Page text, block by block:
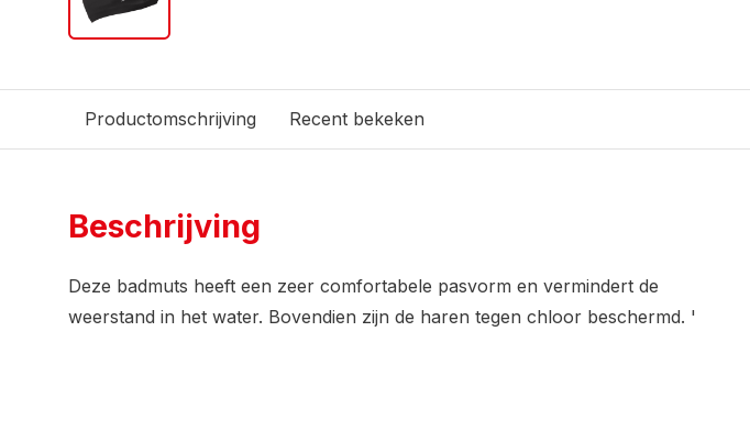
Productomschrijving Recent bekeken
Beschrijving
Deze badmuts heeft een zeer comfortabele pasvorm en vermindert de
weerstand in het water. Bovendien zijn de haren tegen chloor beschermd. '